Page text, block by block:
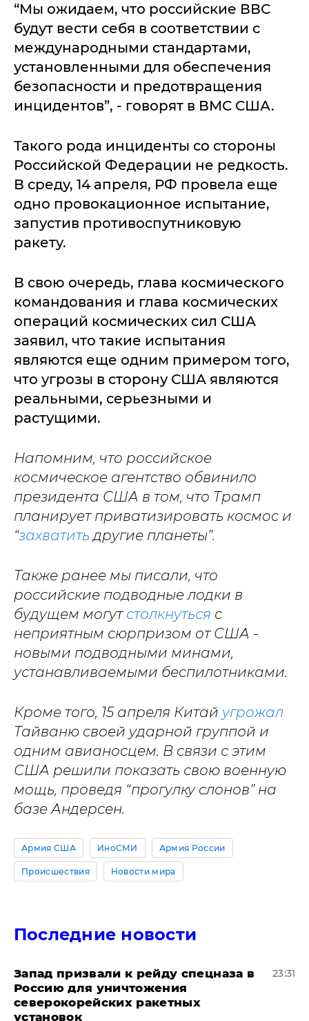
“Мы ожидаем, что российские ВВС
будут вести себя в соответствии с
международными стандартами,
установленными для обеспечения
безопасности и предотвращения
инцидентов”, - говорят в ВМС США.
Такого рода инциденты со стороны
Российской Федерации не редкость.
В среду, 14 апреля, РФ провела еще
одно провокационное испытание,
запустив противоспутниковую
ракету.
В свою очередь, глава космического
командования и глава космических
операций космических сил США
заявил, что такие испытания
являются еще одним примером того,
что угрозы в сторону США являются
реальными, серьезными и
растущими.
Напомним, что российское
космическое агентство обвинило
президента США в том, что Трамп
планирует приватизировать космос и
“захватить другие планеты”.
Также ранее мы писали, что
российские подводные лодки в
будущем могут столкнуться с
неприятным сюрпризом от США -
новыми подводными минами,
устанавливаемыми беспилотниками.
Кроме того, 15 апреля Китай угрожал
Тайваню своей ударной группой и
одним авианосцем. В связи с этим
США решили показать свою военную
мощь, проведя “прогулку слонов” на
базе Андерсен.
Армия США ИноСМИ Армия России
Происшествия Новости мира
Последние новости
Запад призвали к рейду спецназа в
Россию для уничтожения
северокорейских ракетных
установок
23:31